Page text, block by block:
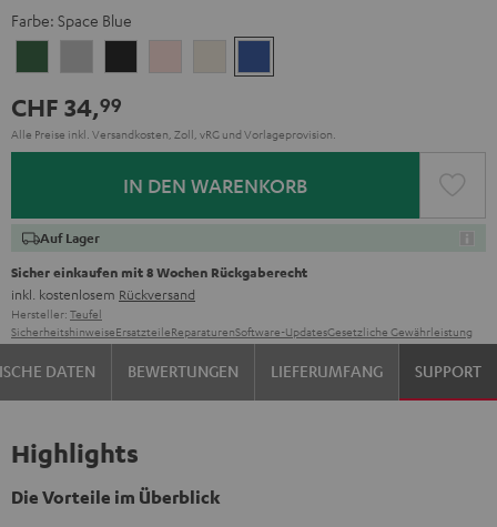
Farbe: Space Blue
Green
Gray
White Blue
CHF 34,99
Alle Preise inkl. Versandkosten, Zoll, vRG und Vorlageprovision.
IN DEN WARENKORB
Auf Lager
Sicher einkaufen mit 8 Wochen Rückgaberecht
inkl. kostenlosem Rückversand
Hersteller: Teufel
SicherheitshinweiseErsatzteileReparaturenSoftware-UpdatesGesetzliche Gewährleistung
DATEN BEWERTUNGEN LIEFERUMFANG SUPPORT
Highlights
Die Vorteile im Überblick